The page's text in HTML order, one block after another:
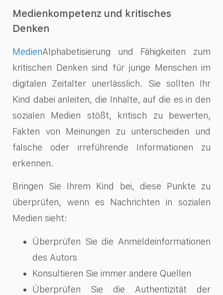
Medienkompetenz und kritisches
Denken
MedienAlphabetisierung und Fähigkeiten zum
kritischen Denken sind für junge Menschen im
digitalen Zeitalter unerlässlich. Sie sollten Ihr
Kind dabei anleiten, die Inhalte, auf die es in den
sozialen Medien stößt, kritisch zu bewerten,
Fakten von Meinungen zu unterscheiden und
falsche oder irreführende Informationen zu
erkennen.
Bringen Sie Ihrem Kind bei, diese Punkte zu
überprüfen, wenn es Nachrichten in sozialen
Medien sieht:
Überprüfen Sie die Anmeldeinformationen
des Autors
Konsultieren Sie immer andere Quellen
Überprüfen Sie die Authentizität der